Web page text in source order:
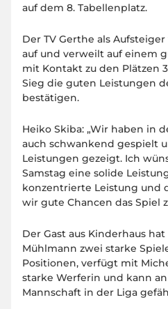
auf dem 8. Tabellenplatz.
Der TV Gerthe als
auf und verweilt auf einem
mit Kontakt zu den Plätzen
Sieg die guten Leistungen
bestätigen.
Heiko Skiba: „Wir haben in
auch schwankend gespielt
Leistungen gezeigt. Ich
Samstag eine solide
konzentrierte Leistung und
wir gute Chancen das Spiel
Der Gast aus Kinderhaus
Mühlmann zwei starke
Positionen, verfügt mit
starke Werferin und kann
Mannschaft in der Liga